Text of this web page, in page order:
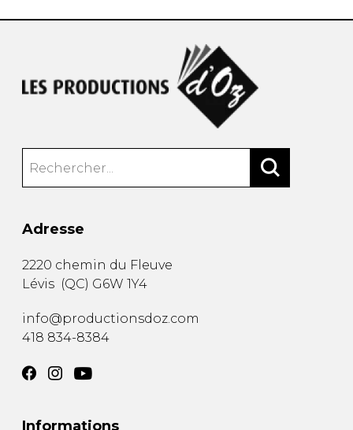
Adresse
2220 chemin du Fleuve
Lévis (QC) G6W 1Y4
info@productionsdoz.com
418 834-8384
Informations